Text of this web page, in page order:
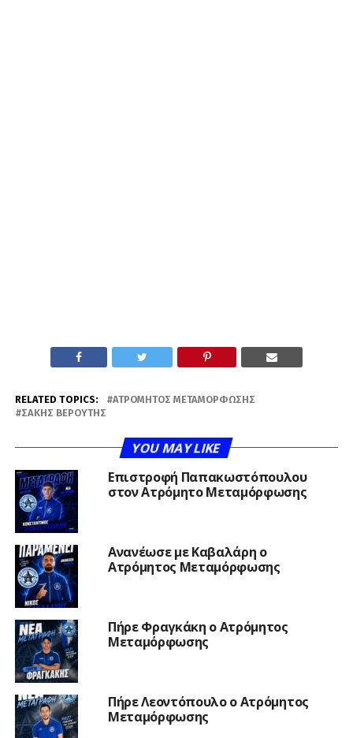
RELATED TOPICS:
ΑΤΡΌΜΗΤΟΣ ΜΕΤΑΜΌΡΦΩΣΗΣ
ΣΆΚΗΣ ΒΕΡΟΎΤΗΣ
YOU MAY LIKE
Επιστροφή Παπακωστόπουλου
στον Ατρόμητο Μεταμόρφωσης
Ανανέωσε με Καβαλάρη ο
Ατρόμητος Μεταμόρφωσης
Πήρε Φραγκάκη ο Ατρόμητος
Μεταμόρφωσης
Πήρε Λεοντόπουλο ο Ατρόμητος
Μεταμόρφωσης